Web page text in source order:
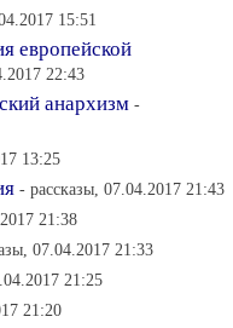
15:51
европейской
22:43
анархизм -
13:25
- рассказы, 07.04.2017 21:43
21:38
07.04.2017 21:33
21:25
21:20